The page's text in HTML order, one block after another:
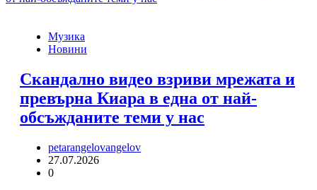
Музика
Новини
Скандално видео взриви мрежата и
превърна Киара в една от най-
обсъжданите теми у нас
petarangelovangelov
27.07.2026
0